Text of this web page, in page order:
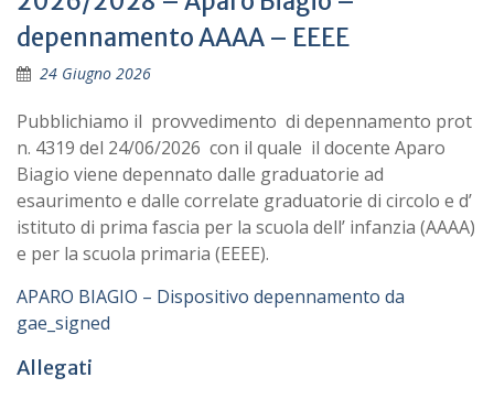
depennamento AAAA – EEEE
24 Giugno 2026
Pubblichiamo il provvedimento di depennamento prot
n. 4319 del 24/06/2026 con il quale il docente Aparo
Biagio viene depennato dalle graduatorie ad
esaurimento e dalle correlate graduatorie di circolo e d’
istituto di prima fascia per la scuola dell’ infanzia (AAAA)
e per la scuola primaria (EEEE).
APARO BIAGIO – Dispositivo depennamento da
gae_signed
Allegati